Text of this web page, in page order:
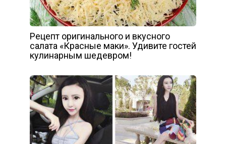
Рецепт оригинального и вкусного
салата «Красные маки». Удивите гостей
кулинарным шедевром!